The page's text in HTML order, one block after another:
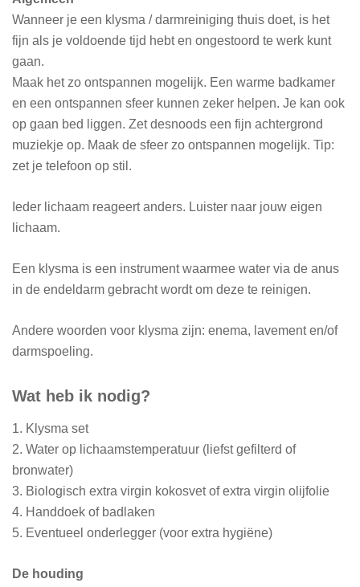
Wanneer je een klysma / darmreiniging thuis doet, is het
fijn als je voldoende tijd hebt en ongestoord te werk kunt
gaan.
Maak het zo ontspannen mogelijk. Een warme badkamer
en een ontspannen sfeer kunnen zeker helpen. Je kan ook
op gaan bed liggen. Zet desnoods een fijn achtergrond
muziekje op. Maak de sfeer zo ontspannen mogelijk. Tip:
zet je telefoon op stil.
Ieder lichaam reageert anders. Luister naar jouw eigen
lichaam.
Een klysma is een instrument waarmee water via de anus
in de endeldarm gebracht wordt om deze te reinigen.
Andere woorden voor klysma zijn: enema, lavement en/of
darmspoeling.
Wat heb ik nodig?
1. Klysma set
2. Water op lichaamstemperatuur (liefst gefilterd of
bronwater)
3. Biologisch extra virgin kokosvet of extra virgin olijfolie
4. Handdoek of badlaken
5. Eventueel onderlegger (voor extra hygiëne)
De houding